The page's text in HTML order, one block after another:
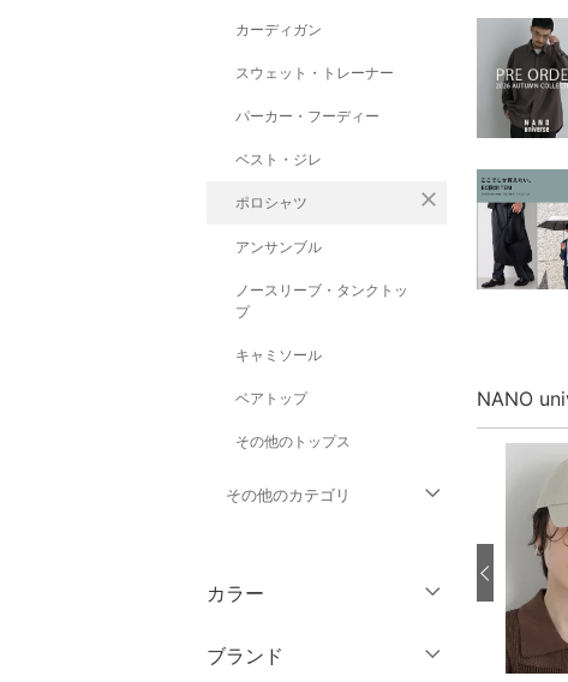
カーディガン
スウェット・トレーナー
パーカー・フーディー
ベスト・ジレ
ポロシャツ close
アンサンブル
ノースリーブ・タンクトッ
プ
キャミソール
ベアトップ
その他のトップス
その他のカテゴリ
パンツ
ワンピース・ドレス
カラー
ブランド
NANO